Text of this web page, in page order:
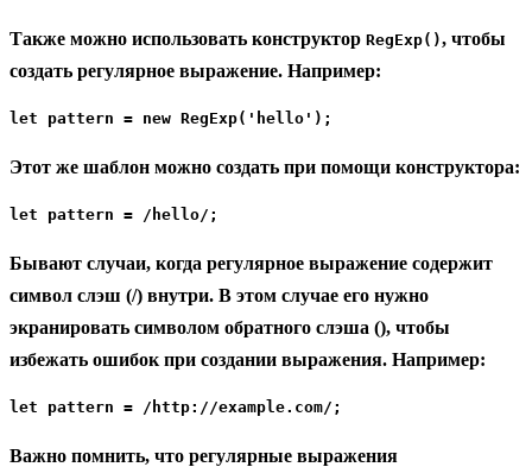
Также можно использовать конструктор RegExp(), чтобы
создать регулярное выражение. Например:
let pattern = new RegExp('hello');
Этот же шаблон можно создать при помощи конструктора:
let pattern = /hello/;
Бывают случаи, когда регулярное выражение содержит
символ слэш (/) внутри. В этом случае его нужно
экранировать символом обратного слэша (), чтобы
избежать ошибок при создании выражения. Например:
let pattern = /http://example.com/;
Важно помнить, что регулярные выражения